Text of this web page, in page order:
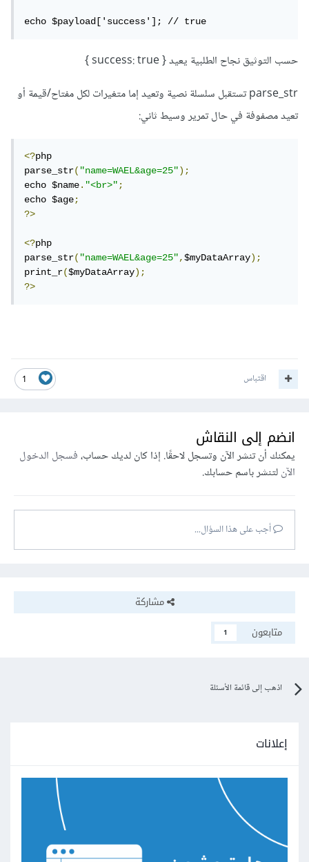
حسب التوثيق نجاح الطلبية يعيد { success: true }
parse_str تستقبل سلسلة نصية وتعيد إما متغيرات لكل مفتاح/قيمة أو
تعيد مصفوفة في حال تمرير وسيط ثاني:
<?php
parse_str("name=WAEL&age=25");
echo $name."<br>";
echo $age;
?>
<?php
parse_str("name=WAEL&age=25",$myDataArray);
print_r($myDataArray);
?>
1 اقتباس
انضم إلى النقاش
يمكنك أن تنشر الآن وتسجل لاحقًا. إذا كان لديك حساب،فسجل الدخول
الآنلتنشر باسم حسابك.
أجب على هذا السؤال...
مشاركة
متابعون
1
اذهب إلى قائمة الأسئلة
إعلانات